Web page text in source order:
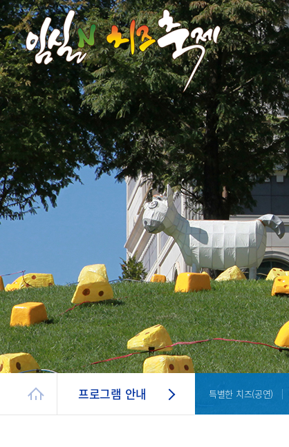
프로그램 안내 특별한 치즈(공연)